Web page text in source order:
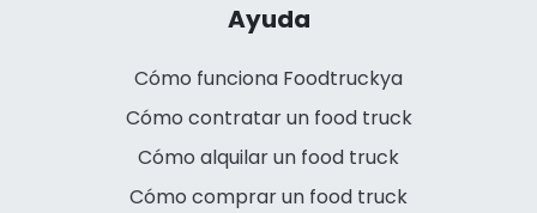
Ayuda
Cómo funciona Foodtruckya
Cómo contratar un food truck
Cómo alquilar un food truck
Cómo comprar un food truck